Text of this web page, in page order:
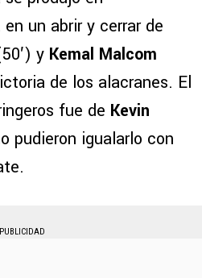
un abrir y cerrar de
y Kemal Malcom
de los alacranes. El
fue de Kevin
pudieron igualarlo con
PUBLICIDAD